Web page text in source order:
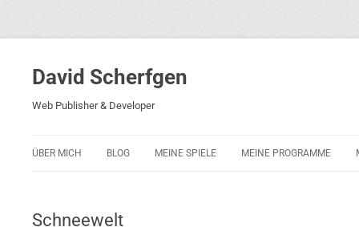
David Scherfgen
Web Publisher & Developer
ÜBER MICH BLOG MEINE SPIELE MEINE PROGRAMME
Schneewelt